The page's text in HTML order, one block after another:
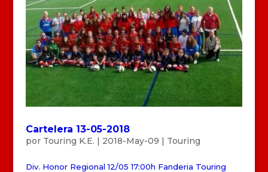
Cartelera 13-05-2018
por Touring K.E. | 2018-May-09 | Touring
Div. Honor Regional 12/05 17:00h Fanderia Touring